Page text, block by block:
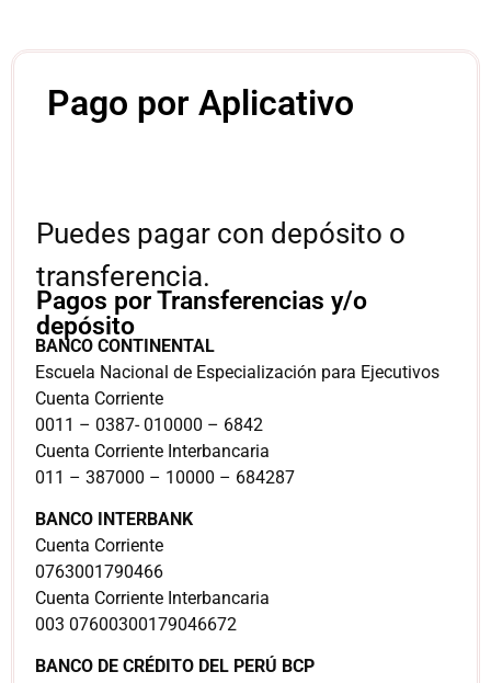
Pago por Aplicativo
Puedes pagar con depósito o
transferencia.
BANCO CONTINENTAL
Escuela Nacional de Especialización para Ejecutivos
Cuenta Corriente
0011 – 0387- 010000 – 6842
Cuenta Corriente Interbancaria
011 – 387000 – 10000 – 684287
BANCO INTERBANK
Cuenta Corriente
0763001790466
Cuenta Corriente Interbancaria
003 07600300179046672
BANCO DE CRÉDITO DEL PERÚ BCP
Pagos por Transferencias y/o
depósito